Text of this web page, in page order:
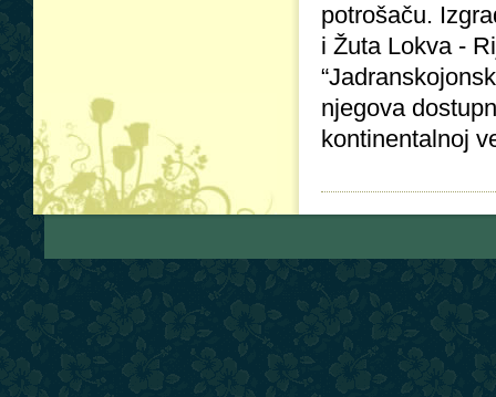
potrošaču.
i Žuta Lokva -
njegova
kontinentalnoj